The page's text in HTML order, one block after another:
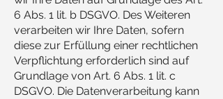
6 Abs. 1 lit. b DSGVO. Des Weiteren
verarbeiten wir Ihre Daten, sofern
diese zur Erfüllung einer rechtlichen
Verpflichtung erforderlich sind auf
Grundlage von Art. 6 Abs. 1 lit. c
DSGVO. Die Datenverarbeitung kann